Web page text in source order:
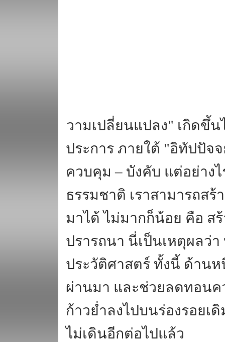
วามเปลี่ยนแปลง" เกิดขึ้
ประการ ภายใต้ "อิทัปปัจ
ควบคุม – บังคับ แต่อย่าง
ธรรมชาติ เราสามารถสร้
มาได้ ไม่มากก็น้อย คือ ส
ปรารถนา นี่เป็นเหตุผลว่
ประวัติศาสตร์ ทั้งนี้ ด้านห
ผ่านมา และช่วยลดทอนค
ก้าวย่ำลงไปบนร่องรอย
ไม่เดินอีกต่อไปแล้ว